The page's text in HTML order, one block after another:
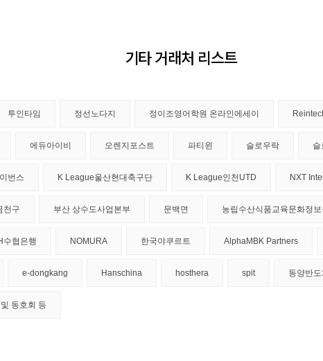
기타 거래처 리스트
투인타임 정선노다지 정이조영어학원 온라인에세이
에듀아이비 오렌지포스트 파티윈 슬로우락 슬
번스 K League울산현대축구단 K League인천UTD NXT
천구 부산 상수도사업본부 문백면 농립수산식품교육문화정보
수협은행 NOMURA 한국야쿠르트 AlphaMBK Partners
e-dongkang Hanschina hosthera spit 동양반도
동호회 등